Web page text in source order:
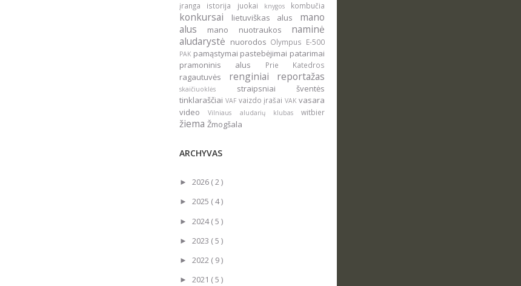
įranga istorija juokai knygos kombučia
konkursai lietuviškas alus mano
alus
mano nuotraukos naminė
aludarystė nuorodos Olympus E-500
PAK pamąstymai pastebėjimai patarimai
pramoninis alus
Prie Katedros
ragautuvės renginiai reportažas
skaičiuoklės straipsniai šventės
tinklaraščiai VAF vaizdo įrašaiVAKvasara
videoVilniaus aludarių klubas witbier
žiema Žmogšala
ARCHYVAS
► 2026 ( 2 )
► 2025 ( 4 )
► 2024( 5 )
► 2023 ( 5 )
► 2022 ( 9 )
► 2021 ( 5 )